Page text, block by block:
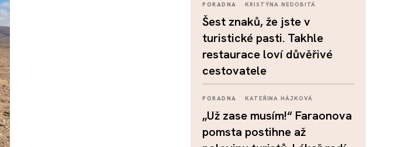
PORADNA KRISTÝNA NEDOBITÁ
Šest znaků, že jste v
turistické pasti. Takhle
restaurace loví důvěřivé
cestovatele
PORADNA KATEŘINA HÁJKOVÁ
„Už zase musím!“ Faraonova
pomsta postihne až